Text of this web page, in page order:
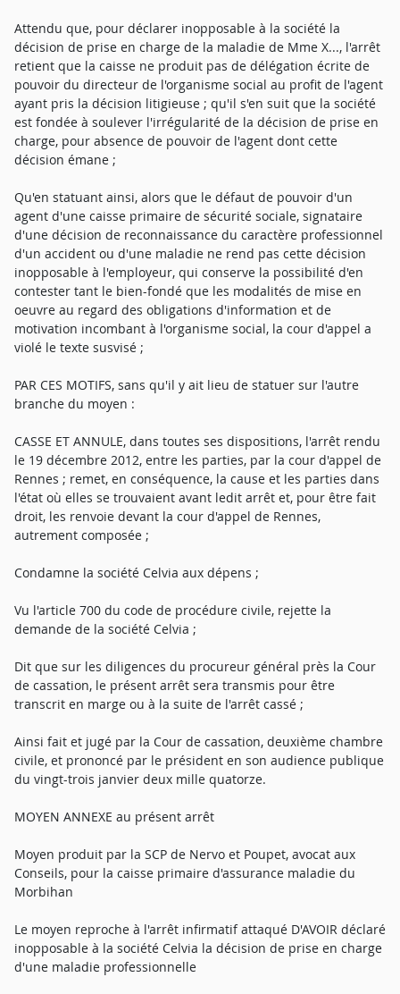
Attendu que, pour déclarer inopposable à la société la
décision de prise en charge de la maladie de Mme X..., l'arrêt
retient que la caisse ne produit pas de délégation écrite de
pouvoir du directeur de l'organisme social au profit de l'agent
ayant pris la décision litigieuse ; qu'il s'en suit que la société
est fondée à soulever l'irrégularité de la décision de prise en
charge, pour absence de pouvoir de l'agent dont cette
décision émane ;
Qu'en statuant ainsi, alors que le défaut de pouvoir d'un
agent d'une caisse primaire de sécurité sociale, signataire
d'une décision de reconnaissance du caractère professionnel
d'un accident ou d'une maladie ne rend pas cette décision
inopposable à l'employeur, qui conserve la possibilité d'en
contester tant le bien-fondé que les modalités de mise en
oeuvre au regard des obligations d'information et de
motivation incombant à l'organisme social, la cour d'appel a
violé le texte susvisé ;
PAR CES MOTIFS, sans qu'il y ait lieu de statuer sur l'autre
branche du moyen :
CASSE ET ANNULE, dans toutes ses dispositions, l'arrêt rendu
le 19 décembre 2012, entre les parties, par la cour d'appel de
Rennes ; remet, en conséquence, la cause et les parties dans
l'état où elles se trouvaient avant ledit arrêt et, pour être fait
droit, les renvoie devant la cour d'appel de Rennes,
autrement composée ;
Condamne la société Celvia aux dépens ;
Vu l'article 700 du code de procédure civile, rejette la
demande de la société Celvia ;
Dit que sur les diligences du procureur général près la Cour
de cassation, le présent arrêt sera transmis pour être
transcrit en marge ou à la suite de l'arrêt cassé ;
Ainsi fait et jugé par la Cour de cassation, deuxième chambre
civile, et prononcé par le président en son audience publique
du vingt-trois janvier deux mille quatorze.
MOYEN ANNEXE au présent arrêt
Moyen produit par la SCP de Nervo et Poupet, avocat aux
Conseils, pour la caisse primaire d'assurance maladie du
Morbihan
Le moyen reproche à l'arrêt infirmatif attaqué D'AVOIR déclaré
inopposable à la société Celvia la décision de prise en charge
d'une maladie professionnelle